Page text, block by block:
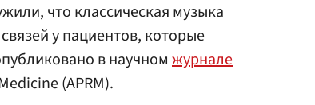
что классическая музыка
у пациентов, которые
в научном журнале
(APRM).